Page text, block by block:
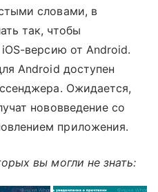
словами, в
так, чтобы
iOS-версию от Android.
Android доступен
Ожидается,
нововведение со
приложения.
вы могли не знать: